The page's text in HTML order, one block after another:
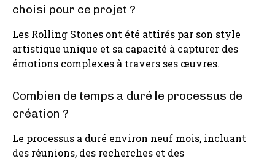
choisi pour ce projet ?
Les Rolling Stones ont été attirés par son style
artistique unique et sa capacité à capturer des
émotions complexes à travers ses œuvres.
Combien de temps a duré le processus de
création ?
Le processus a duré environ neuf mois, incluant
des réunions, des recherches et des